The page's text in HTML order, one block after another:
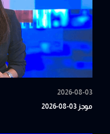
2026-08-03
موجز 03-08-2026